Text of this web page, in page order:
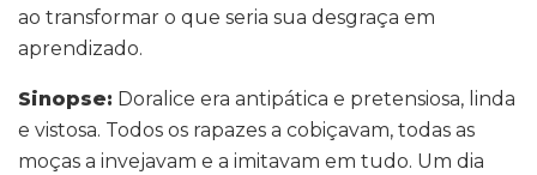
ao transformar o que seria sua desgraça em
aprendizado.
Sinopse: Doralice era antipática e pretensiosa, linda
e vistosa. Todos os rapazes a cobiçavam, todas as
moças a invejavam e a imitavam em tudo. Um dia